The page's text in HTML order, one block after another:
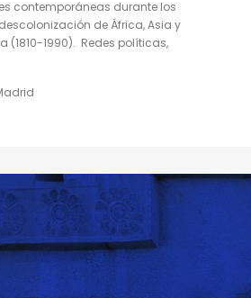
contemporáneas durante los
de África, Asia y
(1810-1990). Redes políticas,